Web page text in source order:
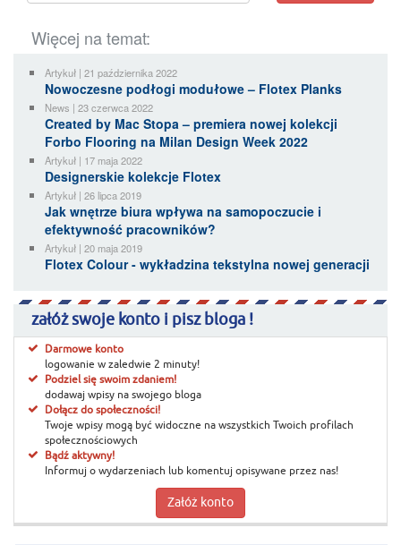
Więcej na temat:
Artykuł | 21 października 2022
Nowoczesne podłogi modułowe – Flotex Planks
News | 23 czerwca 2022
Created by Mac Stopa – premiera nowej kolekcji
Forbo Flooring na Milan Design Week 2022
Artykuł | 17 maja 2022
Designerskie kolekcje Flotex
Artykuł | 26 lipca 2019
Jak wnętrze biura wpływa na samopoczucie i
efektywność pracowników?
Artykuł | 20 maja 2019
Flotex Colour - wykładzina tekstylna nowej generacji
załóż swoje konto i pisz bloga !
Darmowe konto
logowanie w zaledwie 2 minuty!
Podziel się swoim zdaniem!
dodawaj wpisy na swojego bloga
Dołącz do społeczności!
Twoje wpisy mogą być widoczne na wszystkich Twoich profilach
społecznościowych
Bądź aktywny!
Informuj o wydarzeniach lub komentuj opisywane przez nas!
Załóż konto